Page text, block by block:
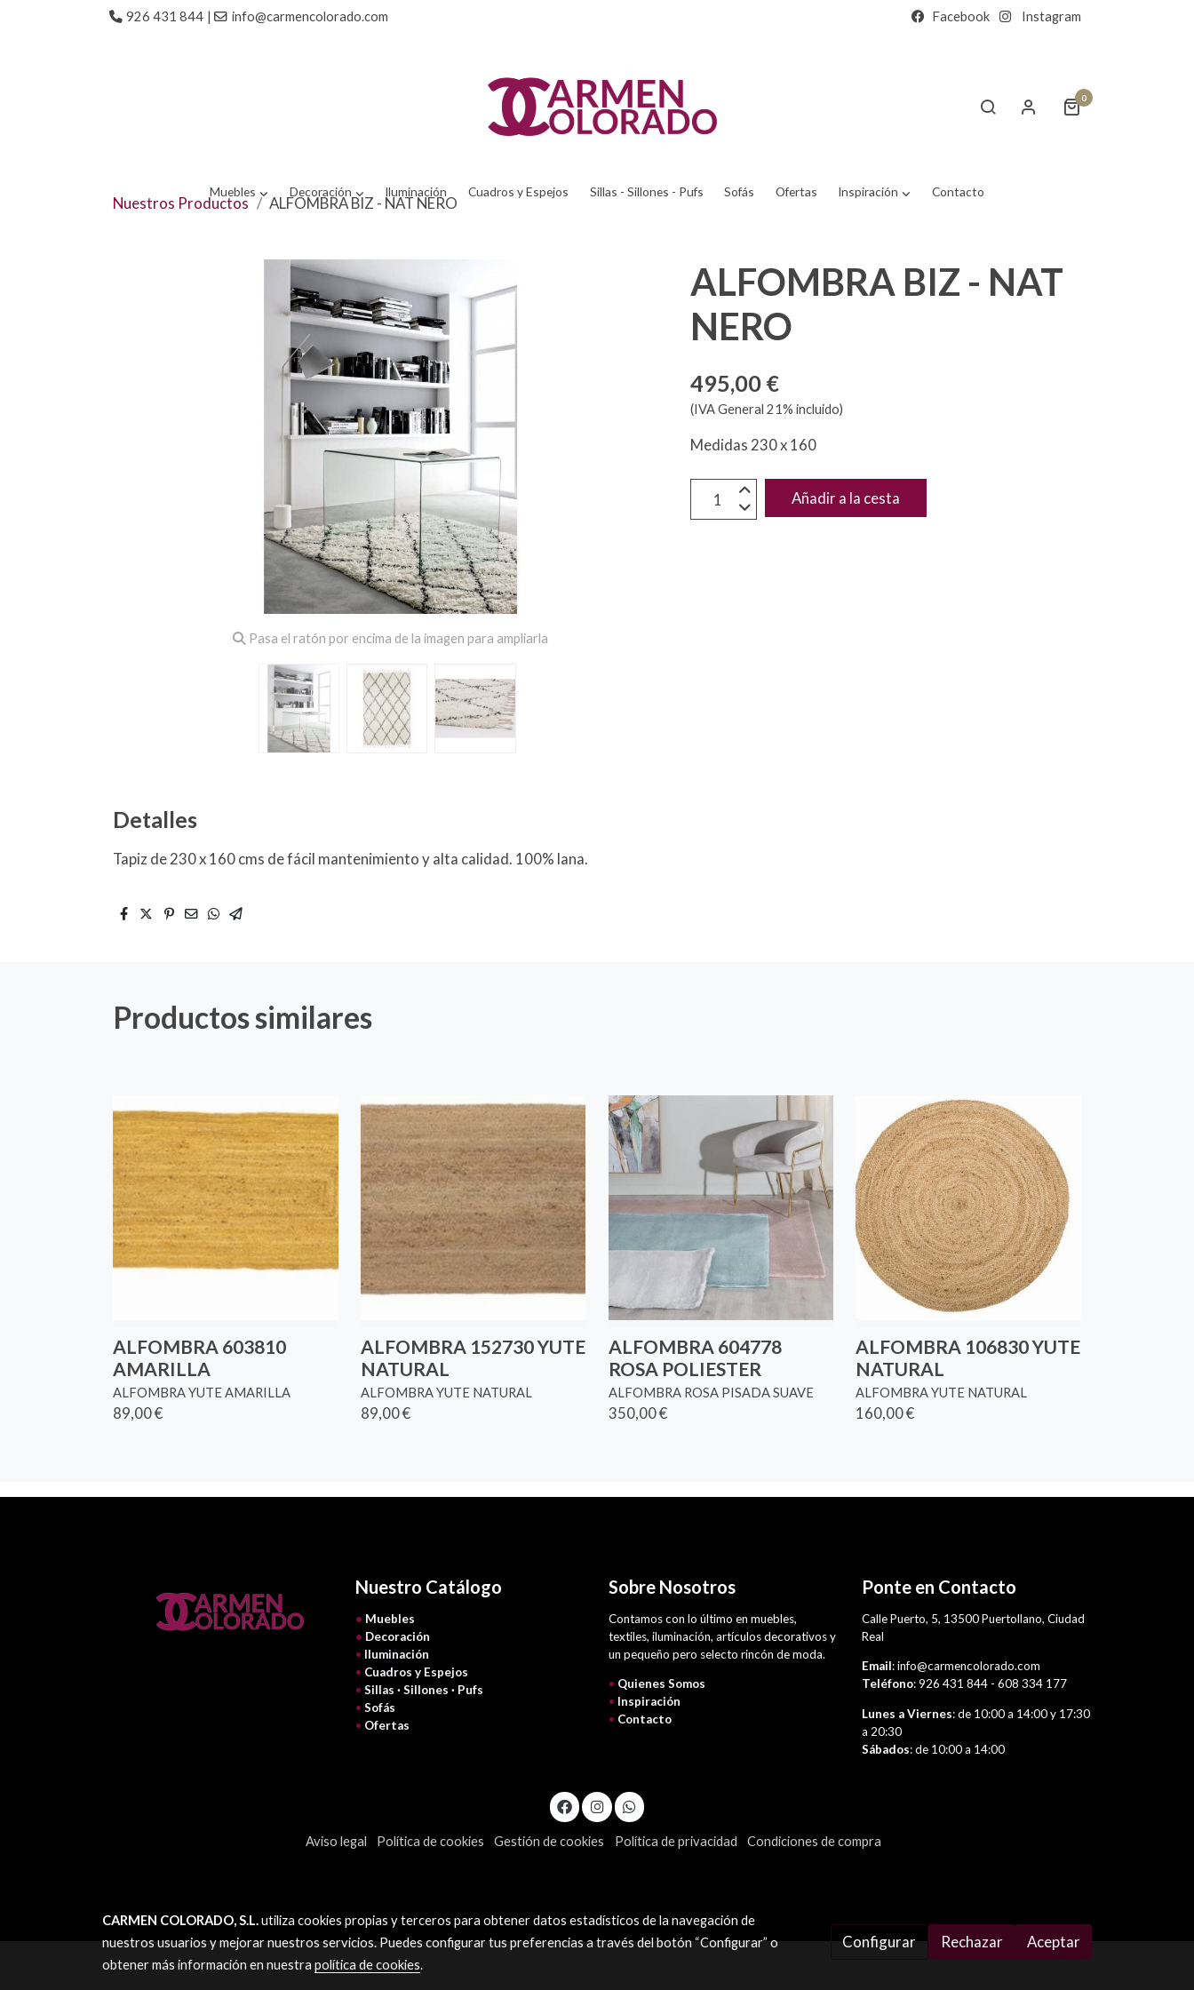
926 431 844 | info@carmencolorado.com Facebook Instagram
0
Muebles Decoración Iluminación Cuadros y Espejos Sillas - Sillones - Pufs Sofás Ofertas Inspiración Contacto
Nuestros Productos ALFOMBRA BIZ - NAT NERO
Pasa el ratón por encima de la imagen para ampliarla
Detalles
Tapiz de 230 x 160 cms de fácil mantenimiento y alta calidad. 100% lana.
ALFOMBRA BIZ - NAT
NERO
495,00 €
(IVA General 21% incluido)
Medidas 230 x 160
Añadir a la cesta
Productos similares
ALFOMBRA 603810
AMARILLA
ALFOMBRA YUTE AMARILLA
89,00 €
ALFOMBRA 152730 YUTE
NATURAL
ALFOMBRA YUTE NATURAL
89,00 €
ALFOMBRA 604778
ROSA POLIESTER
ALFOMBRA ROSA PISADA SUAVE
350,00 €
ALFOMBRA 106830 YUTE
NATURAL
ALFOMBRA YUTE NATURAL
160,00 €
Nuestro Catálogo
• Muebles
• Decoración
• Iluminación
• Cuadros y Espejos
• Sillas · Sillones · Pufs
• Sofás
• Ofertas
Sobre Nosotros
Contamos con lo último en muebles,
textiles, iluminación, artículos decorativos y
un pequeño pero selecto rincón de moda.
• Quienes Somos
• Inspiración
• Contacto
Ponte en Contacto
Calle Puerto, 5, 13500 Puertollano, Ciudad
Real
Email: info@carmencolorado.com
Teléfono: 926 431 844 - 608 334 177
Lunes a Viernes: de 10:00 a 14:00 y 17:30
a 20:30
Sábados: de 10:00 a 14:00
Aviso legal Política de cookies Gestión de cookies Política de privacidad Condiciones de compra
CARMEN COLORADO, S.L.utiliza cookies propias y terceros para obtener datos estadísticos de la navegación de
nuestros usuarios y mejorar nuestros servicios. Puedes configurar tus preferencias a través del botón “Configurar” o
obtener más información en nuestra política de cookies.
Configurar Rechazar Aceptar